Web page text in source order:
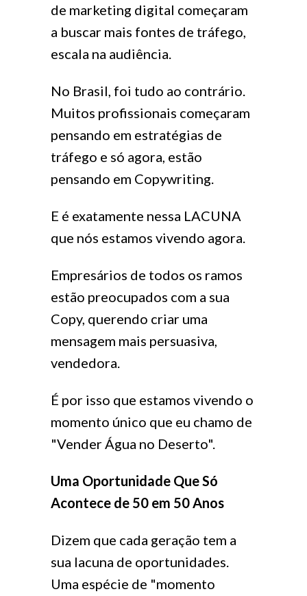
de marketing digital começaram
a buscar mais fontes de tráfego,
escala na audiência.
No Brasil, foi tudo ao contrário.
Muitos profissionais começaram
pensando em estratégias de
tráfego e só agora, estão
pensando em Copywriting.
E é exatamente nessa LACUNA
que nós estamos vivendo agora.
Empresários de todos os ramos
estão preocupados com a sua
Copy, querendo criar uma
mensagem mais persuasiva,
vendedora.
É por isso que estamos vivendo o
momento único que eu chamo de
"Vender Água no Deserto".
Uma Oportunidade Que Só
Acontece de 50 em 50 Anos
Dizem que cada geração tem a
sua lacuna de oportunidades.
Uma espécie de "momento